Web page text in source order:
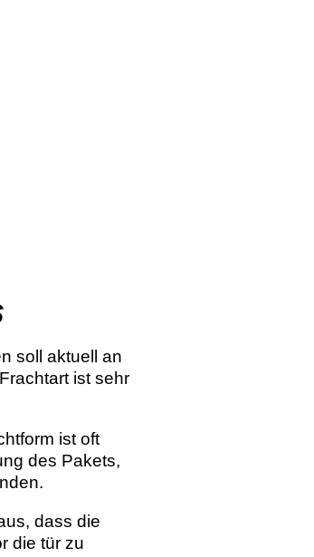
soll aktuell an
ist sehr
ist oft
des Pakets,
dass die
die tür zu